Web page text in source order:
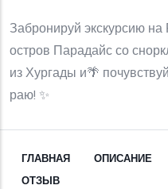
Забронируй экскурсию на
остров Парадайс со
из Хургады и🌴
раю! ✨
ГЛАВНАЯ ОПИСАНИЕ
ОТЗЫВ